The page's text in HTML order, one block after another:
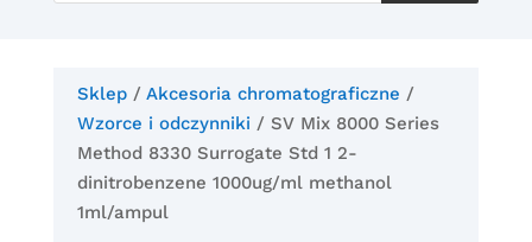
Sklep/ Akcesoria chromatograficzne /
Wzorce i odczynniki / SV Mix 8000 Series
Method 8330 Surrogate Std 1 2-
dinitrobenzene 1000ug/ml methanol
1ml/ampul